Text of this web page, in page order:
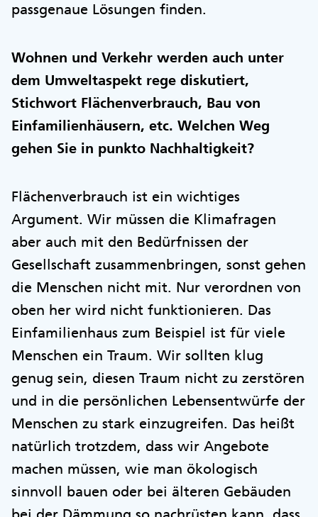
passgenaue Lösungen finden.
Wohnen und Verkehr werden auch unter
dem Umweltaspekt rege diskutiert,
Stichwort Flächenverbrauch, Bau von
Einfamilienhäusern, etc. Welchen Weg
gehen Sie in punkto Nachhaltigkeit?
Flächenverbrauch ist ein wichtiges
Argument. Wir müssen die Klimafragen
aber auch mit den Bedürfnissen der
Gesellschaft zusammenbringen, sonst gehen
die Menschen nicht mit. Nur verordnen von
oben her wird nicht funktionieren. Das
Einfamilienhaus zum Beispiel ist für viele
Menschen ein Traum. Wir sollten klug
genug sein, diesen Traum nicht zu zerstören
und in die persönlichen Lebensentwürfe der
Menschen zu stark einzugreifen. Das heißt
natürlich trotzdem, dass wir Angebote
machen müssen, wie man ökologisch
sinnvoll bauen oder bei älteren Gebäuden